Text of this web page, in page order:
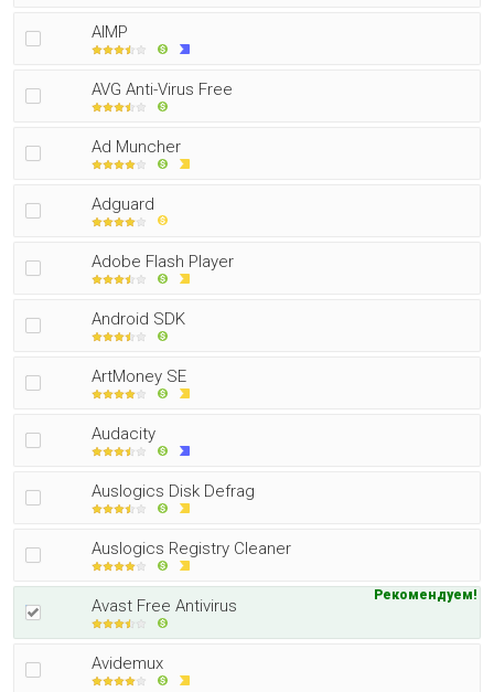
AIMP
AVG Anti-Virus Free
Ad Muncher
Adguard
Adobe Flash Player
Android SDK
ArtMoney SE
Audacity
Auslogics Disk Defrag
Auslogics Registry Cleaner
Avast Free Antivirus
Рекомендуем!
Avidemux